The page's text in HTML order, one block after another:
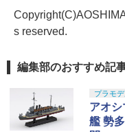
s reserved.
編集部のおすすめ記
プラモ
アオ
艦 勢